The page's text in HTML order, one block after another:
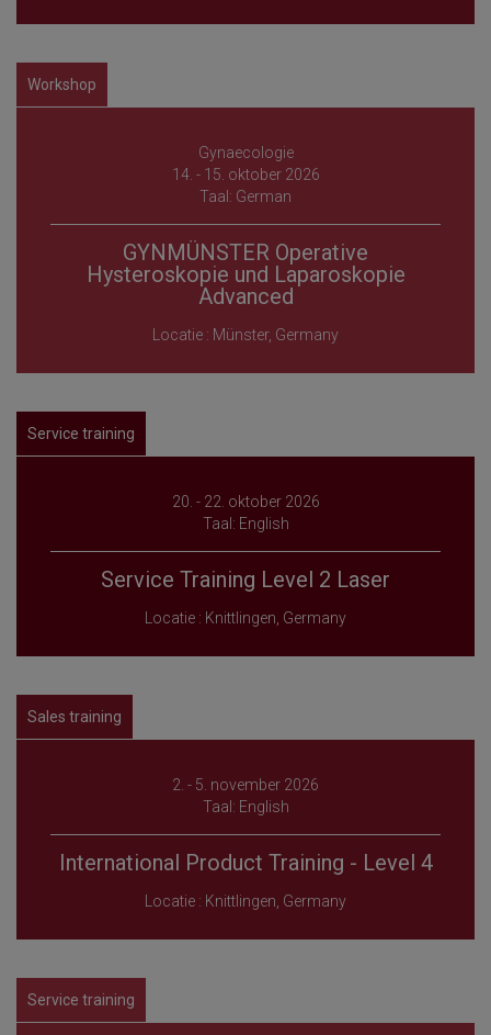
Workshop
Gynaecologie
14. - 15. oktober 2026
Taal: German
GYNMÜNSTER Operative
Hysteroskopie und Laparoskopie
Advanced
Locatie : Münster, Germany
Service training
20. - 22. oktober 2026
Taal: English
Service Training Level 2 Laser
Locatie : Knittlingen, Germany
Sales training
2. - 5. november 2026
Taal: English
International Product Training - Level 4
Locatie : Knittlingen, Germany
Service training